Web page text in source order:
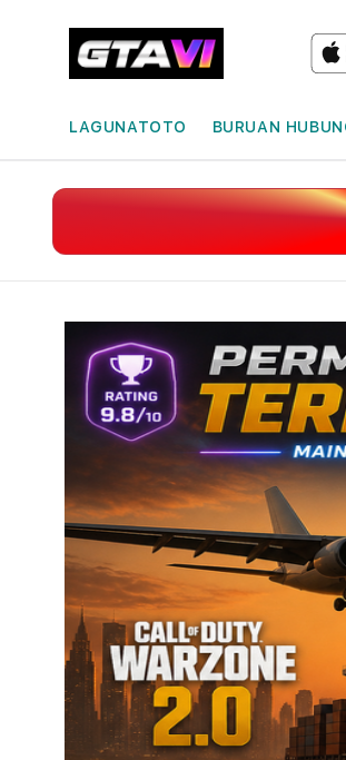
LAGUNATOTO BURUAN
Skip to
product
information